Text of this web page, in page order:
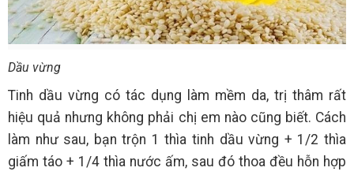
Dầu vừng
Tinh dầu vừng có tác dụng làm mềm da, trị thâm rất
hiệu quả nhưng không phải chị em nào cũng biết. Cách
làm như sau, bạn trộn 1 thìa tinh dầu vừng + 1/2 thìa
giấm táo + 1/4 thìa nước ấm, sau đó thoa đều hỗn hợp